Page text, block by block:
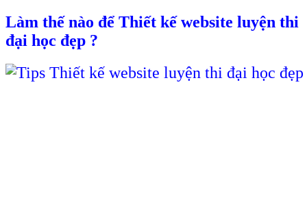
Làm thế nào để Thiết kế website luyện thi
đại học đẹp ?